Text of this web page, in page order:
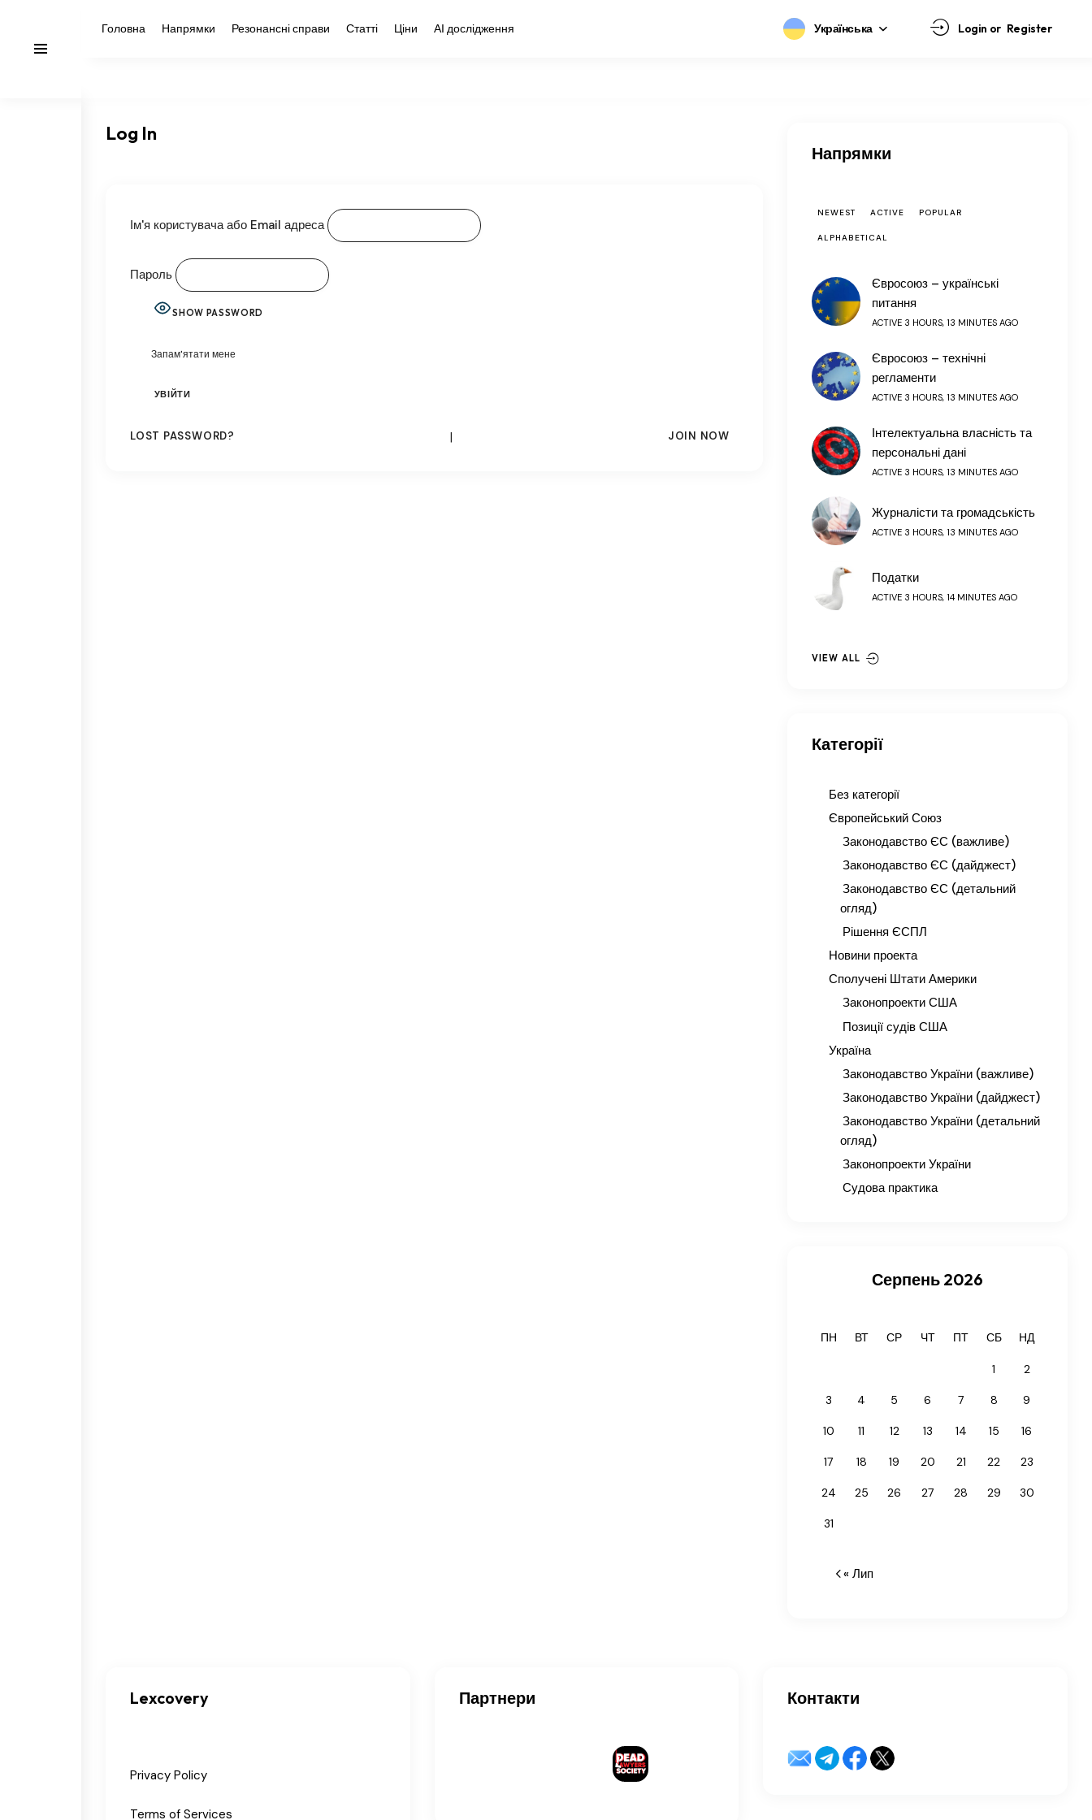
Головна Напрямки Резонансні справи Статті Ціни АІ дослідження Українська Login or Register
Log In
Ім'я користувача або Email адреса
Пароль
SHOW PASSWORD
Запам'ятати мене
JOIN NOW
|
LOST PASSWORD?
Напрямки
NEWEST ACTIVE POPULAR
ALPHABETICAL
Євросоюз – українські
питання
ACTIVE 3 HOURS, 13 MINUTES AGO
Євросоюз – технічні
регламенти
ACTIVE 3 HOURS, 13 MINUTES AGO
Інтелектуальна власність та
персональні дані
ACTIVE 3 HOURS, 13 MINUTES AGO
Журналісти та громадськість
ACTIVE 3 HOURS, 13 MINUTES AGO
Податки
ACTIVE 3 HOURS, 14 MINUTES AGO
VIEW ALL
Категорії
Без категорії
Європейський Союз
Законодавство ЄС (важливе)
Законодавство ЄС (дайджест)
Законодавство ЄС (детальний
огляд)
Рішення ЄСПЛ
Новини проекта
Сполучені Штати Америки
Законопроекти США
Позиції судів США
Україна
Законодавство України (важливе)
Законодавство України (дайджест)
Законодавство України (детальний
огляд)
Законопроекти України
Судова практика
Серпень 2026
ПН ВТ СР ЧТ ПТ СБ НД
1 2
3 4 5 6 7 8 9
10 11 12 13 14 15 16
17 18 19 20 21 22 23
24 25 26 27 28 29 30
31
« Лип
Lexcovery
Privacy Policy
Terms of Services
Партнери Контакти